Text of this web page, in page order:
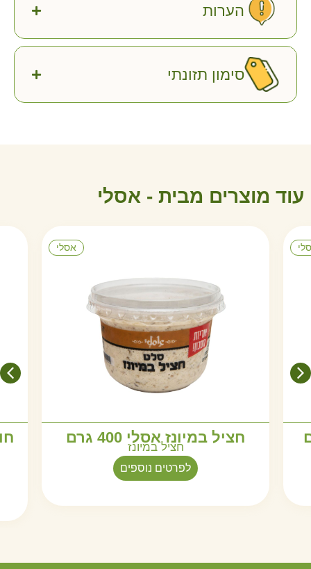
הערות
סימון תזונתי
עוד מוצרים מבית - אסלי
אסלי
חציל במיונז אסלי 400 גרם
חציל במיונז
לפרטים נוספים